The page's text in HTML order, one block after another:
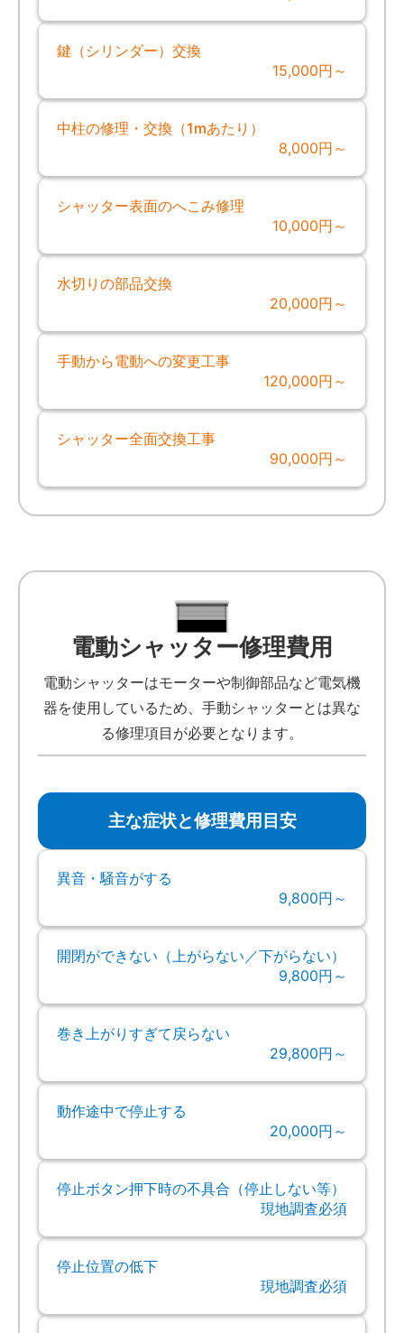
鍵（シリンダー）交換
15,000円～
中柱の修理・交換（1mあたり）
8,000円～
シャッター表面のへこみ修理
10,000円～
水切りの部品交換
20,000円～
手動から電動への変更工事
120,000円～
シャッター全面交換工事
90,000円～
電動シャッター修理費用
電動シャッターはモーターや制御部品など電気機
器を使用しているため、手動シャッターとは異な
る修理項目が必要となります。
主な症状と修理費用目安
異音・騒音がする
9,800円～
開閉ができない（上がらない／下がらない）
9,800円～
巻き上がりすぎて戻らない
29,800円～
動作途中で停止する
20,000円～
停止ボタン押下時の不具合（停止しない等）
現地調査必須
停止位置の低下
現地調査必須